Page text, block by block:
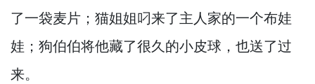
了一袋麦片；猫姐姐叼来了主人家的一个布娃
娃；狗伯伯将他藏了很久的小皮球， 也送了过
来。